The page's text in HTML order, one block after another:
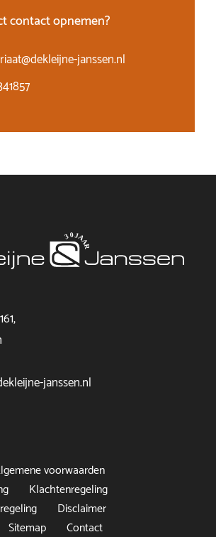
contact opnemen?
janssen.nl
janssen.nl
voorwaarden
Klachtenregeling
Disclaimer
Sitemap Contact